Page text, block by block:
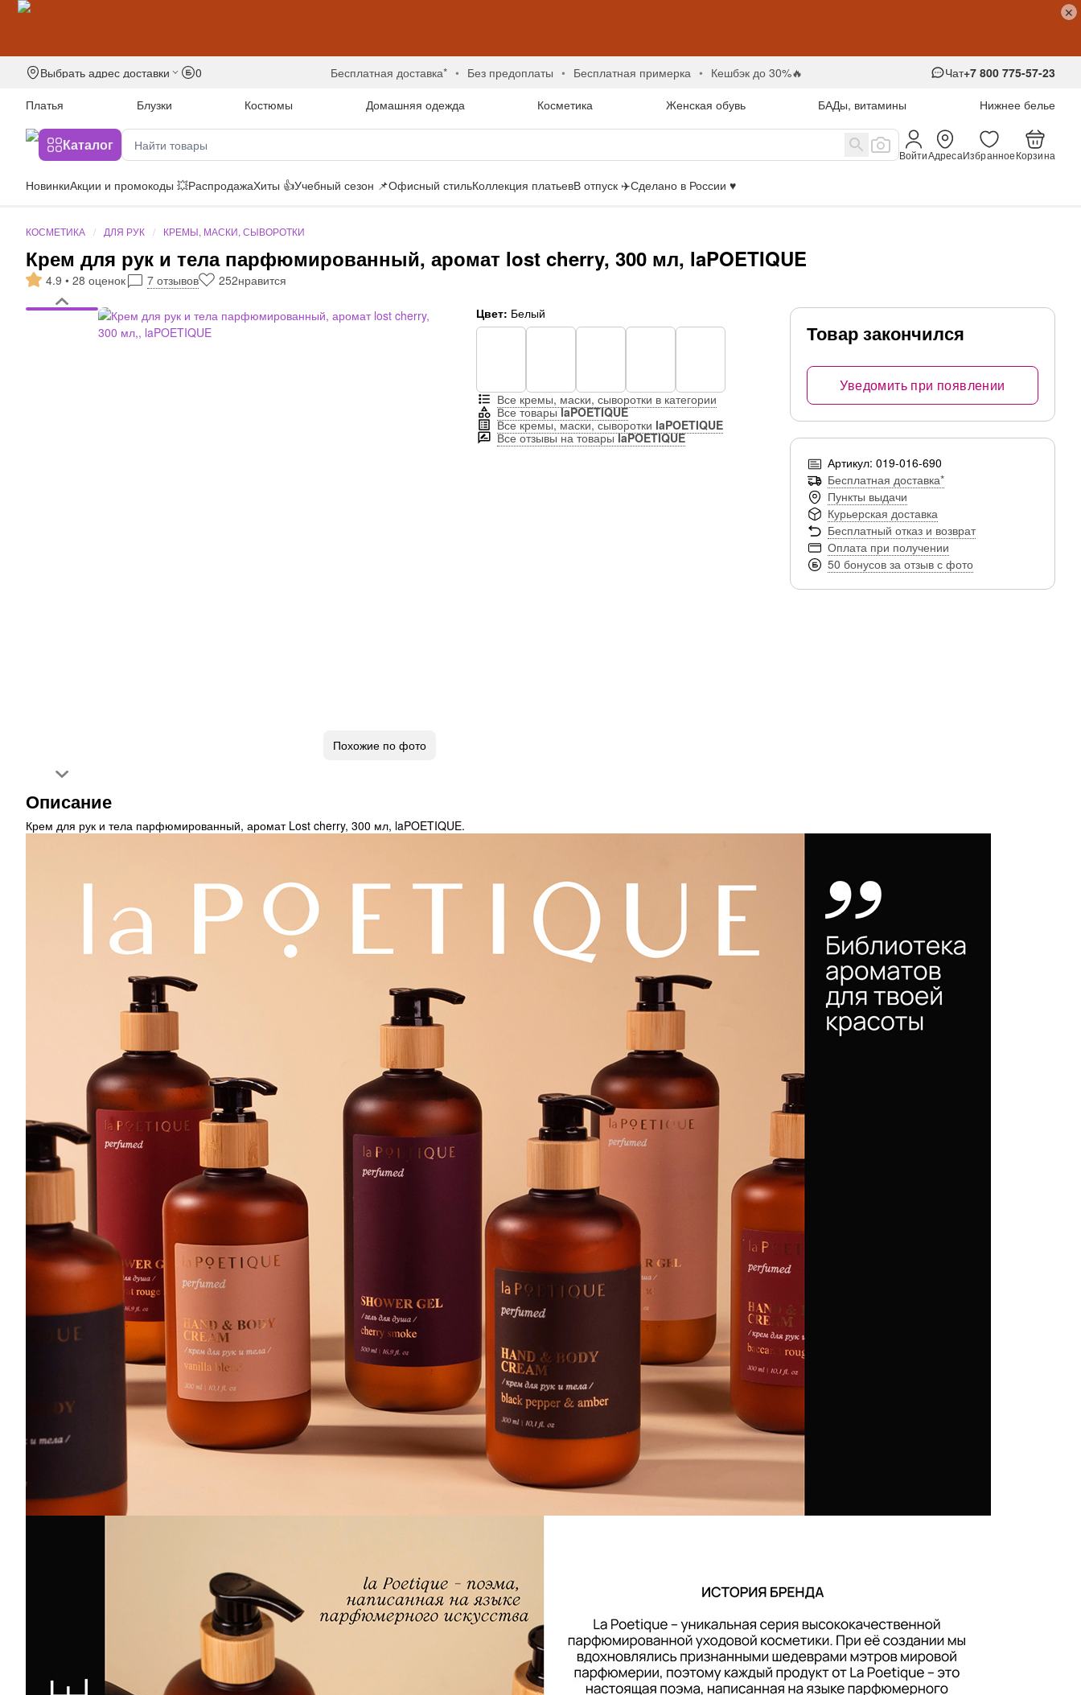
Выбрать адрес доставки 0 бесплатная доставка* без предоплаты бесплатная примерка кешбэк до 30%🔥 Чат+7 800 775-57-23
Платья
Блузки Костюмы Домашняя одежда Косметика Женская обувь БАДы, витамины Нижнее белье
Каталог
ВойтиАдресаИзбранноеКорзина
НовинкиАкции и промокоды 💥РаспродажаХиты 👍Учебный сезон 📌Офисный стильКоллекция платьевВ отпуск ✈️Сделано в России ♥️
КОСМЕТИКА ДЛЯ РУК КРЕМЫ, МАСКИ, СЫВОРОТКИ
Крем для рук и тела парфюмированный, аромат lost cherry, 300 мл, laPOETIQUE
4.9 • 28 оценок 7 отзывов 252нравится
Похожие по фото
Цвет: Белый
Все кремы, маски, сыворотки в категории
Все товарыlaPOETIQUE
Все кремы, маски, сыворотки laPOETIQUE
Все отзывы на товарыlaPOETIQUE
Товар закончился
Уведомить при появлении
Артикул: 019-016-690
Бесплатная доставка*
Пункты выдачи
Курьерская доставка
Бесплатный отказ и возврат
Оплата при получении
50 бонусов за отзыв с фото
Описание
Крем для рук и тела парфюмированный, аромат Lost cherry, 300 мл, laPOETIQUE.